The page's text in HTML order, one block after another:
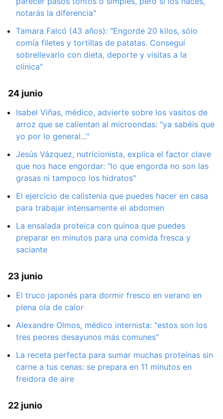
notarás la diferencia"
Tamara Falcó (43 años): "Engorde 20 kilos, sólo
comía filetes y tortillas de patatas. Conseguí
sobrellevarlo con dieta, deporte y visitas a la
clínica"
24 junio
Isabel Viñas, médico, advierte sobre los vasitos de
arroz que se calientan al microondas: "ya sabéis que
yo por lo general..."
Jesús Vázquez, nutricionista, explica el factor clave
que nos hace engordar: "lo que engorda no son las
grasas ni tampoco los hidratos"
El ejercicio de calistenia que puedes hacer en casa
para trabajar intensamente el abdomen
La ensalada proteica con quinoa que puedes
preparar en minutos para una comida fresca y
saciante
23 junio
El truco japonés para dormir fresco en verano en
plena ola de calor
Alexandre Olmos, médico internista: "estos son los
tres peores desayunos más comunes"
La receta perfecta para sumar muchas proteínas sin
carne a tus cenas: se prepara en 11 minutos en
freidora de aire
22 junio